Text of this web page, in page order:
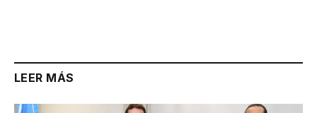
LEER MÁS